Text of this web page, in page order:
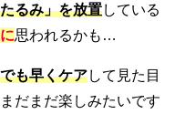
るみ」を放置している
思われるかも…
も早くケアして見た目
だまだ楽しみたいです